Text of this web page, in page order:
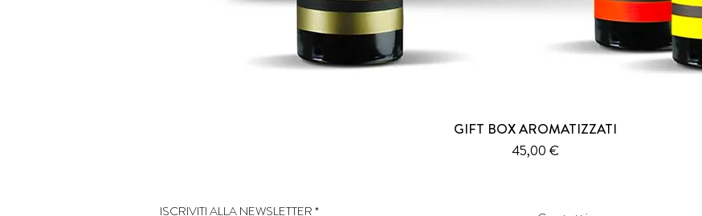
GIFT BOX AROMATIZZATI
Prezzo
45,00 €
ISCRIVITI ALLA NEWSLETTER